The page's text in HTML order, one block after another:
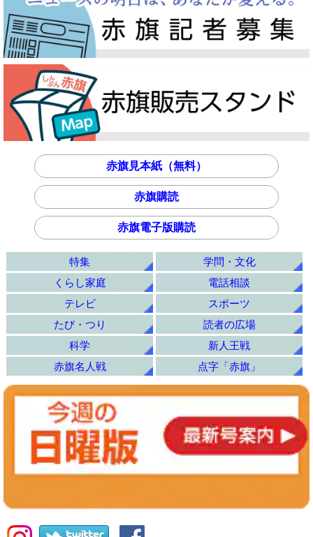
赤旗見本紙（無料）
赤旗購読
赤旗電子版購読
特集
学問・文化
くらし家庭
電話相談
テレビ
スポーツ
たび・つり
読者の広場
科学
新人王戦
赤旗名人戦
点字「赤旗」